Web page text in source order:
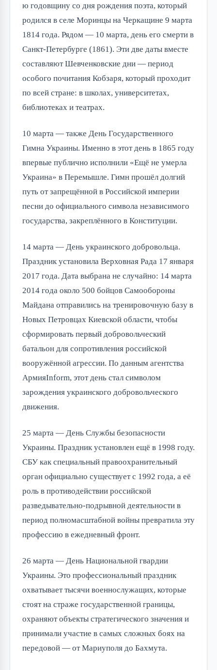
ю годовщину со дня рождения поэта, который
родился в селе Моринцы на Черкащине 9 марта
1814 года. Рядом — 10 марта, день его смерти в
Санкт-Петербурге (1861). Эти две даты вместе
составляют Шевченковские дни — период
особого почитания Кобзаря, который проходит
по всей стране: в школах, университетах,
библиотеках и театрах.
10 марта — также День Государственного
Гимна Украины. Именно в этот день в 1865 году
впервые публично исполнили «Ещё не умерла
Украина» в Перемышле. Гимн прошёл долгий
путь от запрещённой в Российской империи
песни до официального символа независимого
государства, закреплённого в Конституции.
14 марта — День украинского добровольца.
Праздник установила Верховная Рада 17 января
2017 года. Дата выбрана не случайно: 14 марта
2014 года около 500 бойцов Самообороны
Майдана отправились на тренировочную базу в
Новых Петровцах Киевской области, чтобы
сформировать первый добровольческий
батальон для сопротивления российской
вооружённой агрессии. По данным агентства
АрмияInform, этот день стал символом
зарождения украинского добровольческого
движения.
25 марта — День Службы безопасности
Украины. Праздник установлен ещё в 1998 году.
СБУ как специальный правоохранительный
орган официально существует с 1992 года, а её
роль в противодействии российской
разведывательно-подрывной деятельности в
период полномасштабной войны превратила эту
профессию в ежедневный фронт.
26 марта — День Национальной гвардии
Украины. Это профессиональный праздник
охватывает тысячи военнослужащих, которые
стоят на страже государственной границы,
охраняют объекты стратегического значения и
принимали участие в самых сложных боях на
передовой — от Мариуполя до Бахмута.